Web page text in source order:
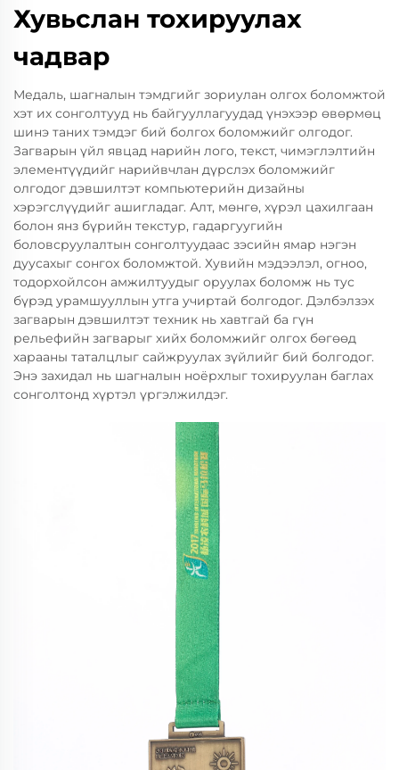
Хувьслан тохируулах
чадвар
Медаль, шагналын тэмдгийг зориулан олгох боломжтой
хэт их сонголтууд нь байгууллагуудад үнэхээр өвөрмөц
шинэ таних тэмдэг бий болгох боломжийг олгодог.
Загварын үйл явцад нарийн лого, текст, чимэглэлтийн
элементүүдийг нарийвчлан дүрслэх боломжийг
олгодог дэвшилтэт компьютерийн дизайны
хэрэгслүүдийг ашигладаг. Алт, мөнгө, хүрэл цахилгаан
болон янз бүрийн текстур, гадаргуугийн
боловсруулалтын сонголтуудаас зэсийн ямар нэгэн
дуусахыг сонгох боломжтой. Хувийн мэдээлэл, огноо,
тодорхойлсон амжилтуудыг оруулах боломж нь тус
бүрэд урамшууллын утга учиртай болгодог. Дэлбэлзэх
загварын дэвшилтэт техник нь хавтгай ба гүн
рельефийн загварыг хийх боломжийг олгох бөгөөд
харааны таталцлыг сайжруулах зүйлийг бий болгодог.
Энэ захидал нь шагналын ноёрхлыг тохируулан баглах
сонголтонд хүртэл үргэлжилдэг.